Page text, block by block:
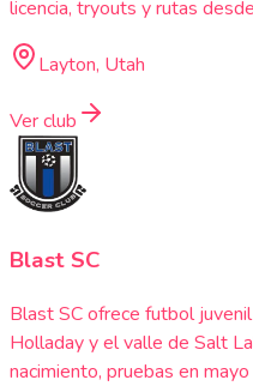
licencia, tryouts y rutas
Layton, Utah
Ver club
Blast SC
Blast SC ofrece futbol
Holladay y el valle de Salt
nacimiento, pruebas en